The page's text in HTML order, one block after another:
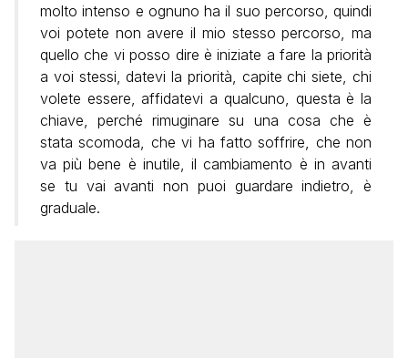
molto intenso e ognuno ha il suo percorso, quindi
voi potete non avere il mio stesso percorso, ma
quello che vi posso dire è iniziate a fare la priorità
a voi stessi, datevi la priorità, capite chi siete, chi
volete essere, affidatevi a qualcuno, questa è la
chiave, perché rimuginare su una cosa che è
stata scomoda, che vi ha fatto soffrire, che non
va più bene è inutile, il cambiamento è in avanti
se tu vai avanti non puoi guardare indietro, è
graduale.